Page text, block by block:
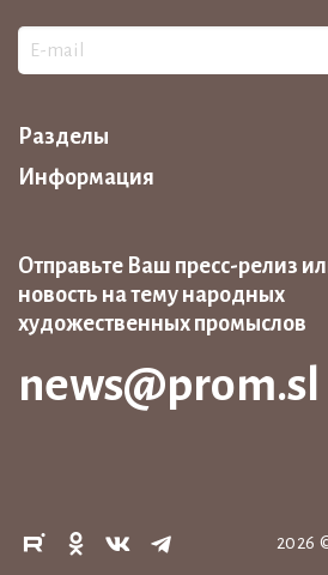
Разделы
Информация
Отправьте Ваш пресс-релиз
новость на тему народных
художественных промыслов
news@prom.sl
2026